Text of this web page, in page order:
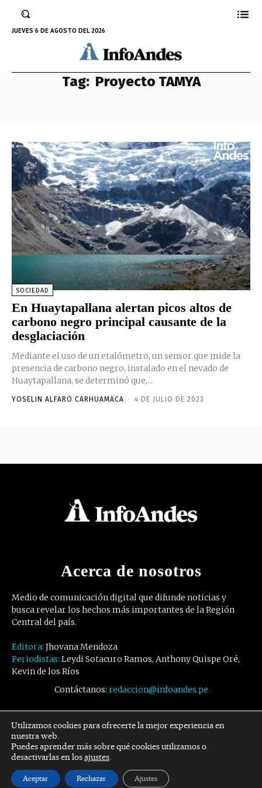
JUEVES 6 DE AGOSTO DEL 2026
Tag: Proyecto TAMYA
SOCIEDAD
En Huaytapallana alertan picos altos de
carbono negro principal causante de la
desglaciación
Mediante el uso de un etalómetro, un sensor que mide la
presencia de carbono negro, instalado en el nevado de
Huaytapallana, se determinó que,...
YOSELIN ALFARO CARHUAMACA - 4 DE JULIO DE 2023
Acerca de nosotros
Medio de comunicación digital que difunde noticias y
busca revelar los hechos más importantes de la Región
Central del país.
Editora: Jhovana Mendoza
Periodistas: Leydi Sotacuro Ramos, Anthony Quispe Oré,
Kevin de los Ríos
Contáctanos: redaccion@infoandes.pe
Síguenos
Facebook Twitter Youtube
Utilizamos cookies para ofrecerte la mejor experiencia en
nuestra web.
Puedes aprender más sobre qué cookies utilizamos o
desactivarlas en losajustes.
Aceptar Rechazar Ajustes